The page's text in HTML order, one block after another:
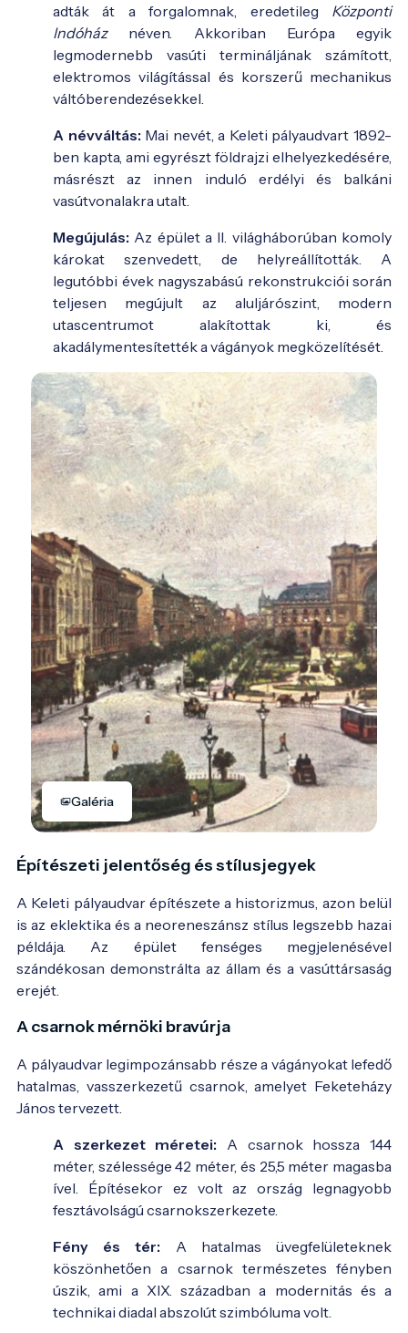
adták át a forgalomnak, eredetileg Központi
Indóháznéven. Akkoriban Európa egyik
legmodernebb vasúti termináljának számított,
elektromos világítással és korszerű mechanikus
váltóberendezésekkel.
A névváltás: Mai nevét, a Keleti pályaudvart 1892-
ben kapta, ami egyrészt földrajzi elhelyezkedésére,
másrészt az innen induló erdélyi és balkáni
vasútvonalakra utalt.
Megújulás: Az épület a II. világháborúban komoly
károkat szenvedett, de helyreállították. A
legutóbbi évek nagyszabású rekonstrukciói során
teljesen megújult az aluljárószint, modern
utascentrumot alakítottak ki, és
akadálymentesítették a vágányok megközelítését.
Galéria
Építészeti jelentőség és stílusjegyek
A Keleti pályaudvar építészete a historizmus, azon belül
is az eklektika és a neoreneszánsz stílus legszebb hazai
példája. Az épület fenséges megjelenésével
szándékosan demonstrálta az állam és a vasúttársaság
erejét.
A csarnok mérnöki bravúrja
A pályaudvar legimpozánsabb része a vágányokat lefedő
hatalmas, vasszerkezetű csarnok, amelyet Feketeházy
János tervezett.
A szerkezet méretei: A csarnok hossza 144
méter, szélessége 42 méter, és 25,5 méter magasba
ível. Építésekor ez volt az ország legnagyobb
fesztávolságú csarnokszerkezete.
Fény és tér: A hatalmas üvegfelületeknek
köszönhetően a csarnok természetes fényben
úszik, ami a XIX. században a modernitás és a
technikai diadal abszolút szimbóluma volt.